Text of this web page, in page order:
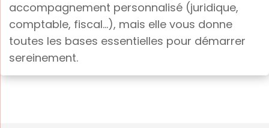
accompagnement personnalisé (juridique,
comptable, fiscal…), mais elle vous donne
toutes les bases essentielles pour démarrer
sereinement.